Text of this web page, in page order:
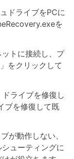
ドライブをPCに
を
トに接続し、プ
をクリックして
ライブを修復し
ブを修復して既
が動作しない、
ューティングに